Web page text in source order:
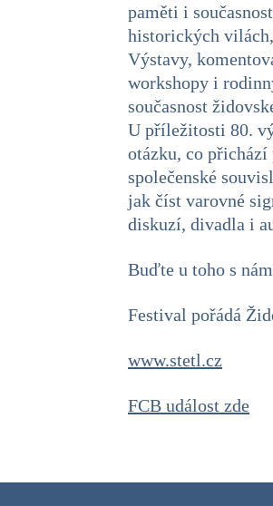
paměti i
historických
Výstavy,
workshopy i
současnost
U příležitosti 80.
otázku, co
společenské
jak číst varovné
diskuzí, divadla i
Buďte u toho s
Festival pořádá
www.stetl.cz
FCB událost zde